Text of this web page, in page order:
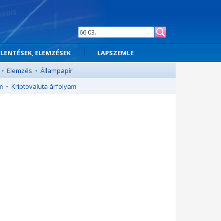
ELEMZÉSEK
LAPSZEMLE
• Elemzés • Állampapír
• Kriptovaluta árfolyam